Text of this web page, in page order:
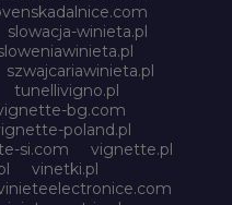
slowacja-winieta.pl
szwajcariawinieta.pl
tunellivigno.pl
bg.com
poland.pl
si.com
vignette.pl
vinetki.pl